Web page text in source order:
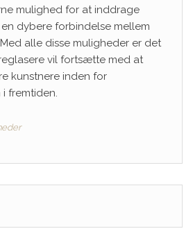
mulighed for at inddrage
dybere forbindelse mellem
alle disse muligheder er det
vil fortsætte med at
kunstnere inden for
fremtiden.